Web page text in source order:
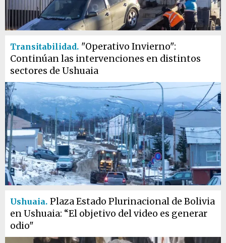
Transitabilidad. "Operativo Invierno":
Continúan las intervenciones en distintos
sectores de Ushuaia
Ushuaia. Plaza Estado Plurinacional de Bolivia
en Ushuaia: “El objetivo del video es generar
odio"